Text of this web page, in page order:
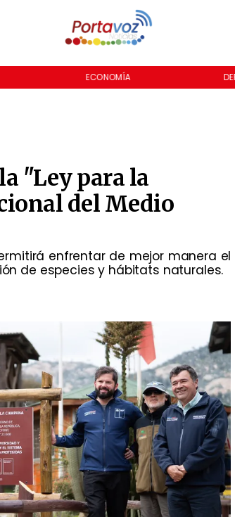
ECONOMÍA
"Ley para la
del Medio
enfrentar de mejor manera el
de especies y hábitats naturales.